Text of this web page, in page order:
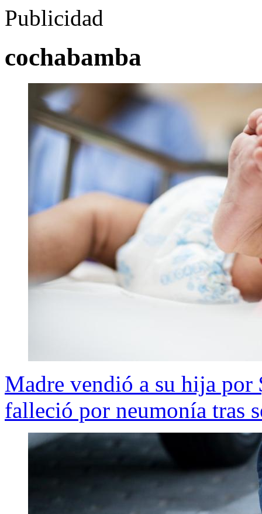
Publicidad
cochabamba
Madre vendió a su hija
falleció por neumonía tras